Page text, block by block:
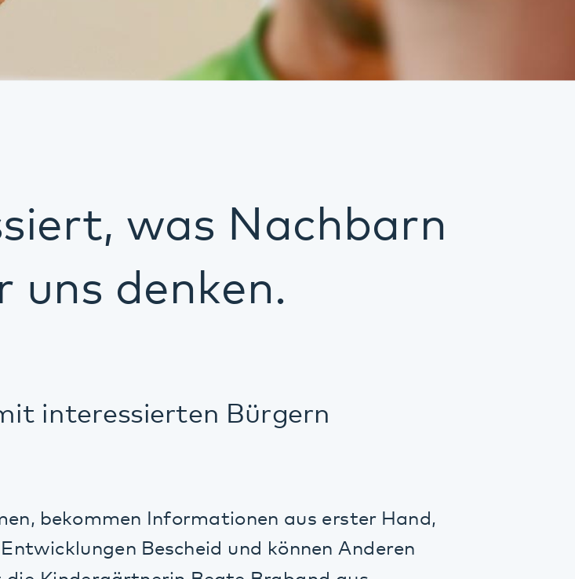
denken.
Informationen aus erster Hand,
Bescheid und können Anderen
Projektgruppe „Dialog und Sicherheit“
und Anliegen der Einwohnerinnen